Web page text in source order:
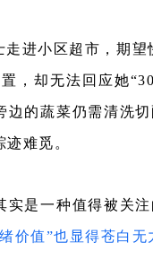
走进小区超市，期
，却无法回应她
边的蔬菜仍需清洗
难觅。
实是一种值得被关注
价值”也显得苍白无